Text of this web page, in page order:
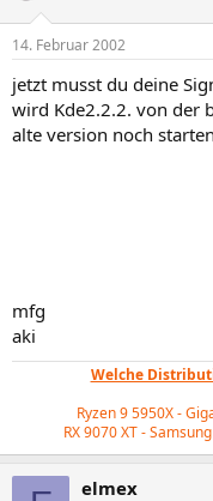
14. Februar 2002
jetzt musst du deine
wird Kde2.2.2. von der
alte version noch
mfg
aki
Welche
Ryzen 9 5950X -
RX 9070 XT -
elmex